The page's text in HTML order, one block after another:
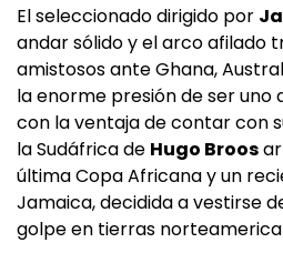
El seleccionado dirigido por
andar sólido y el arco afilado
amistosos ante Ghana,
la enorme presión de ser uno
con la ventaja de contar con
la Sudáfrica de Hugo Broos
última Copa Africana y un
Jamaica, decidida a vestirse
golpe en tierras